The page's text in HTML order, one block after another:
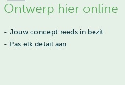
Ontwerp hier online
- Jouw concept reeds in bezit
- Pas elk detail aan